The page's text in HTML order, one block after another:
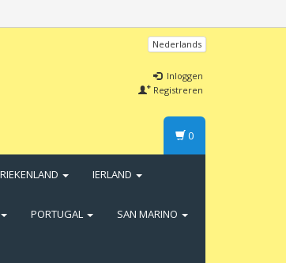
Nederlands
Inloggen
Registreren
IERLAND
PORTUGAL SAN MARINO
0